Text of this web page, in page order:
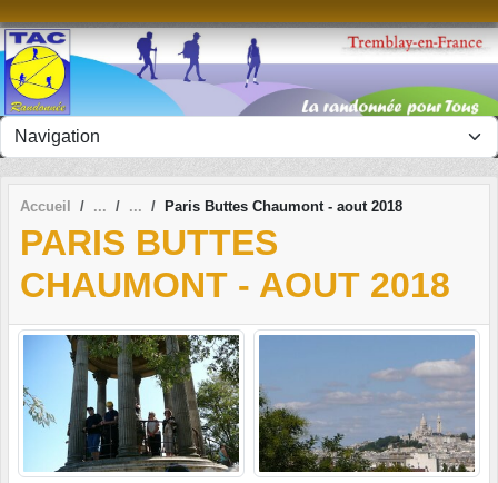
Accueil Paris Buttes Chaumont - aout 2018
PARIS BUTTES
CHAUMONT - AOUT 2018